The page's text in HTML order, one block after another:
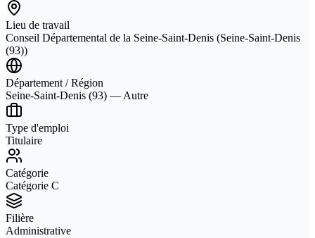
Lieu de travail
Conseil Départemental de la Seine-Saint-Denis (Seine-Saint-Denis
(93))
Département / Région
Seine-Saint-Denis (93) — Autre
Type d'emploi
Titulaire
Catégorie
Catégorie C
Filière
Administrative